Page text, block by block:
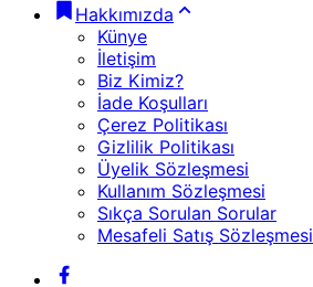
Hakkımızda
Künye
İletişim
Biz Kimiz?
İade Koşulları
Çerez Politikası
Gizlilik Politikası
Üyelik Sözleşmesi
Kullanım Sözleşmesi
Sıkça Sorulan Sorular
Mesafeli Satış Sözleşmesi